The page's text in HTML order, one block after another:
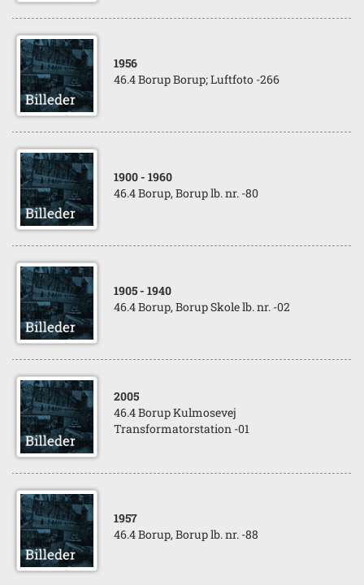
1956
46.4 Borup Borup; Luftfoto -266
1900 - 1960
46.4 Borup, Borup lb. nr. -80
1905 - 1940
46.4 Borup, Borup Skole lb. nr. -02
2005
46.4 Borup Kulmosevej
Transformatorstation -01
1957
46.4 Borup, Borup lb. nr. -88